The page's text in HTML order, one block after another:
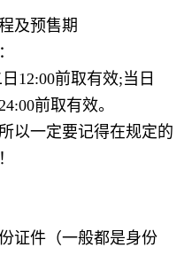
及预售期
12:00前取有效;当日
前取有效。
以一定要记得在规定的
证件（一般都是身份